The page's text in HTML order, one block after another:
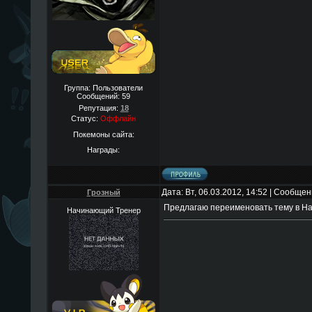
Группа: Пользователи
Сообщений: 59
Репутация: 18
Статус: Оффлайн
Покемоны сайта:
Награды:
Грозный Дата: Вт, 06.03.2012, 14:52 |
Начинающий Тренер Предлагаю переименовать тему в